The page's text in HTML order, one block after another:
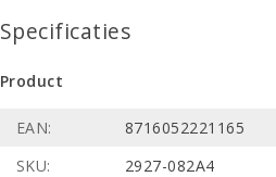
Specificaties
Product
EAN:
8716052221165
SKU:
2927-082A4